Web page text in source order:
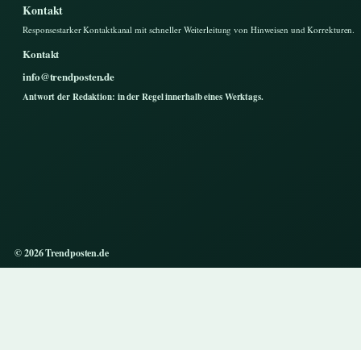
Kontakt
Responsestarker Kontaktkanal mit schneller Weiterleitung von Hinweisen und Korrekturen.
Kontakt
info@trendposten.de
Antwort der Redaktion: in der Regel innerhalb eines Werktags.
© 2026 Trendposten.de